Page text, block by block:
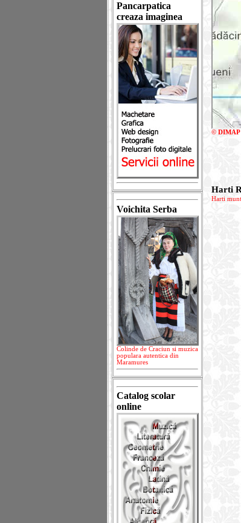
Pancarpatica
creaza imaginea
Voichita Serba
Colinde de Craciun si muzica
populara autentica din
Maramures
Catalog scolar
online
© DIMAP
Harti
Harti